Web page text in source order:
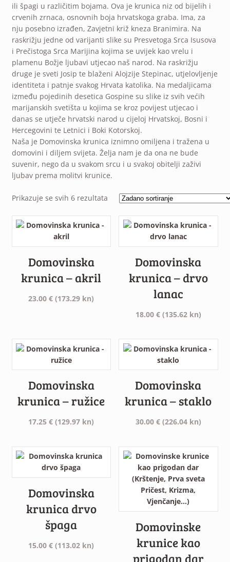
ili špagi u različitim bojama. Ova je krunica niz od bijelih i
crvenih zrnaca, osnovnih boja hrvatskoga graba. Ima, za
nju posebno izrađen, Zavjetni križ kneza Branimira. Na
raskrižju jedne od varijanti slike su Presvetoga Srca Isusova
i Prečistoga Srca Marijina kojima se uvijek kao vrelu i
plamenu Božje ljubavi utjecao naš narod. Na raskrižju
druge je sveti Josip te blaženi Alojzije Stepinac, utjelovljenje
identiteta i patnje svakog Hrvata katolika. Na medaljicama
između pojedinih desetica Gospine su slike iz svih većih
marijanskih svetišta u kojima se kroz povijest utjecao i
danas se utječe hrvatski narod u cijeloj Hrvatskoj, Bosni i
Hercegovini te Letnici i Boki Kotorskoj.
Naša je Domovinska krunica iznimno omiljena i tražena u
domovini i diljem svijeta. Želja nam je da ona ne bude
suvenir, nego da u svakom srcu i u svakoj obitelji zaživi
ljubav prema molitvi krunice.
Prikazuje se svih 6 rezultata
Domovinska
krunica – akril
23.00€ (173.29 kn)
Domovinska
krunica – drvo
lanac
18.00 € (135.62 kn)
Domovinska
krunica – ružice
17.25€ (129.97 kn)
Domovinska
krunica – staklo
30.00 € (226.04 kn)
Domovinska
krunica drvo
špaga
15.00€ (113.02 kn)
Domovinske
krunice kao
prigodan dar